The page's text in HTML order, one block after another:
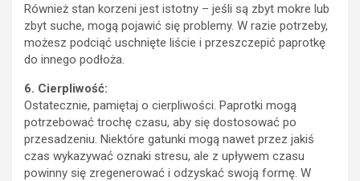
Również stan korzeni jest istotny – jeśli są zbyt mokre lub
zbyt suche, mogą pojawić się problemy. W razie potrzeby,
możesz podciąć uschnięte liście i przeszczepić paprotkę
do innego podłoża.
6. Cierpliwość:
Ostatecznie, pamiętaj o cierpliwości. Paprotki mogą
potrzebować trochę czasu, aby się dostosować po
przesadzeniu. Niektóre gatunki mogą nawet przez jakiś
czas wykazywać oznaki stresu, ale z upływem czasu
powinny się zregenerować i odzyskać swoją formę. W